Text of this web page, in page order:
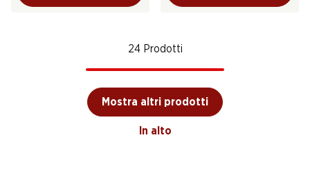
24 Prodotti
Mostra altri prodotti
In alto